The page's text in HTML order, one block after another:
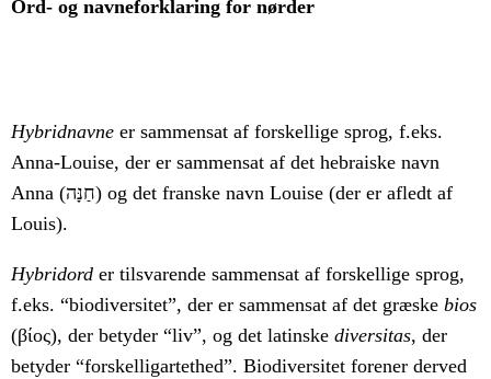
Ord- og navneforklaring for nørder
Hybridnavne er sammensat af forskellige sprog, f.eks.
Anna-Louise, der er sammensat af det hebraiske navn
Anna (חַנָּה) og det franske navn Louise (der er afledt af
Louis).
Hybridord er tilsvarende sammensat af forskellige sprog,
f.eks. “biodiversitet”, der er sammensat af det græske bios
(βίος), der betyder “liv”, og det latinske diversitas, der
betyder “forskelligartethed”. Biodiversitet forener derved